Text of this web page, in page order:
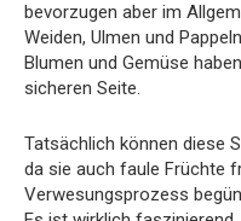
bevorzugen aber im
Weiden, Ulmen und
Blumen und Gemüse
sicheren Seite.
Tatsächlich können diese
da sie auch faule Früchte
Verwesungsprozess